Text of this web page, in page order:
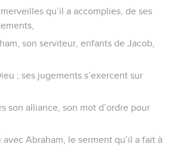
qu’il a accomplies, de ses
son serviteur, enfants de Jacob,
; ses jugements s’exercent sur
son alliance, son mot d’ordre pour
avec Abraham, le serment qu’il a fait à